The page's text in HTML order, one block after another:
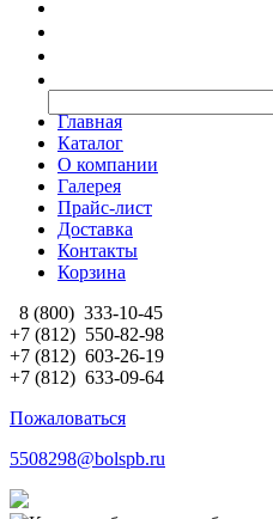
Главная
Каталог
О компании
Галерея
Прайс-лист
Доставка
Контакты
Корзина
8 (800) 333-10-45
+7 (812) 550-82-98
+7 (812) 603-26-19
+7 (812) 633-09-64
Пожаловаться
5508298@bolspb.ru